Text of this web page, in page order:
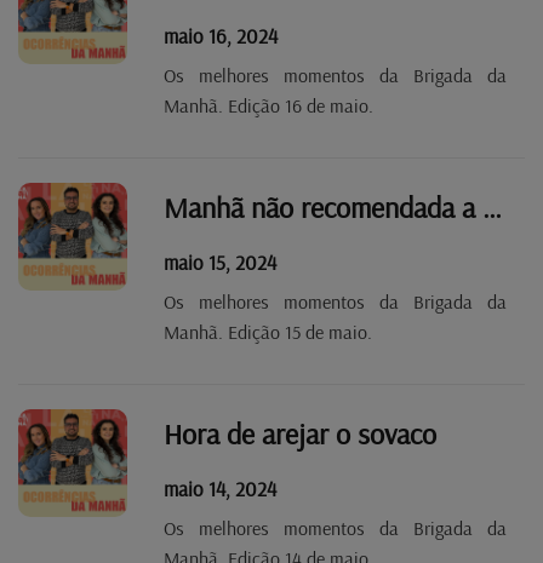
maio 16, 2024
Os melhores momentos da Brigada da
Manhã. Edição 16 de maio.
Manhã não recomendada a diabéticos!
maio 15, 2024
Os melhores momentos da Brigada da
Manhã. Edição 15 de maio.
Hora de arejar o sovaco
maio 14, 2024
Os melhores momentos da Brigada da
Manhã. Edição 14 de maio.